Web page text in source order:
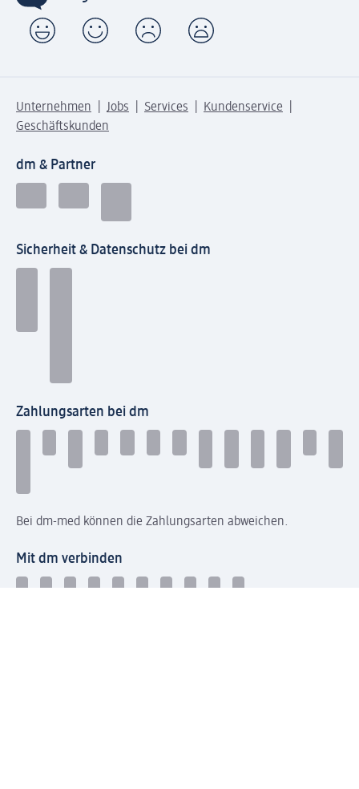
Unternehmen Jobs Services
Kundenservice
Geschäftskunden
dm & Partner
Sicherheit & Datenschutz bei dm
Zahlungsarten bei dm
Bei dm-med können die Zahlungsarten abweichen.
Mit dm verbinden